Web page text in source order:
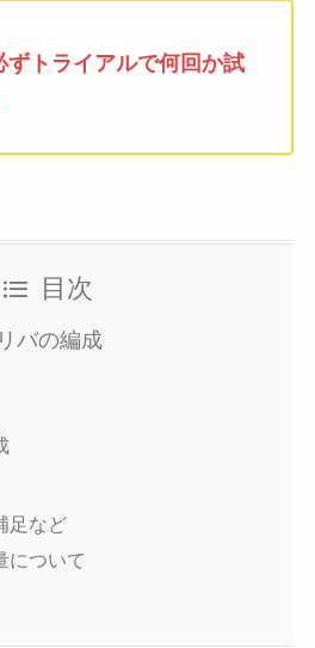
ずトライアルで何回か試
目次
バの編成
足など
について